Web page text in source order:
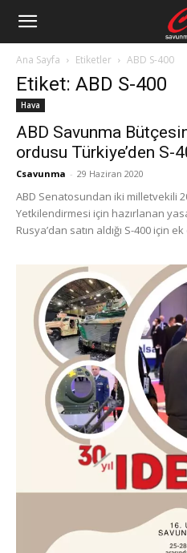
Ana Sayfa Etiketler ABD S-400
Etiket: ABD S-400
Hava
ABD Savunma
ordusu Türkiye’den S-
Csavunma - 29 Haziran 2020
ABD Senatosundan iki milletvekili
Yetkilendirmesi için hazırlanan
Rusya’dan satın aldığı S-400 için